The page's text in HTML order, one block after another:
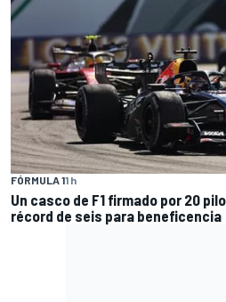
FÓRMULA 11 h
Un casco de F1 firmado por 20
récord de seis para beneficencia